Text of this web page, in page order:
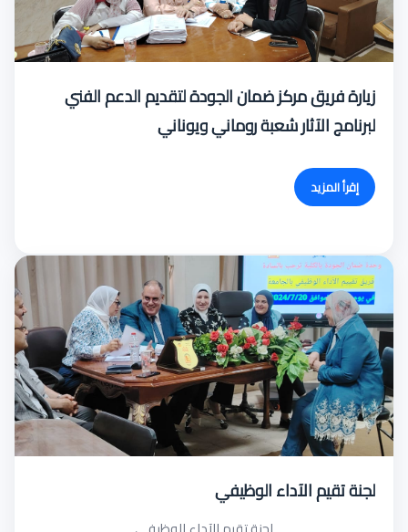
زيارة فريق مركز ضمان الجودة لتقديم الدعم الفني
لبرنامج الآثار شعبة روماني ويوناني
إقرأ المزيد
لجنة تقيم الآداء الوظيفي